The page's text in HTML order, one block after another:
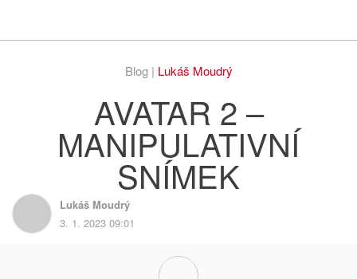
Blog | Lukáš Moudrý
AVATAR 2 –
MANIPULATIVNÍ
SNÍMEK
Lukáš Moudrý
3. 1. 2023 09:01